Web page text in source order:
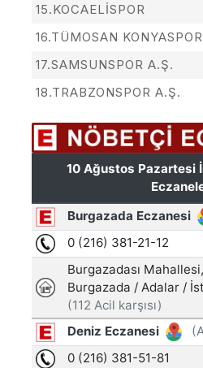
15.KOCAELİSPOR
16.TÜMOSAN KONYASPOR
17.SAMSUNSPOR A.Ş.
18.TRABZONSPOR A.Ş.